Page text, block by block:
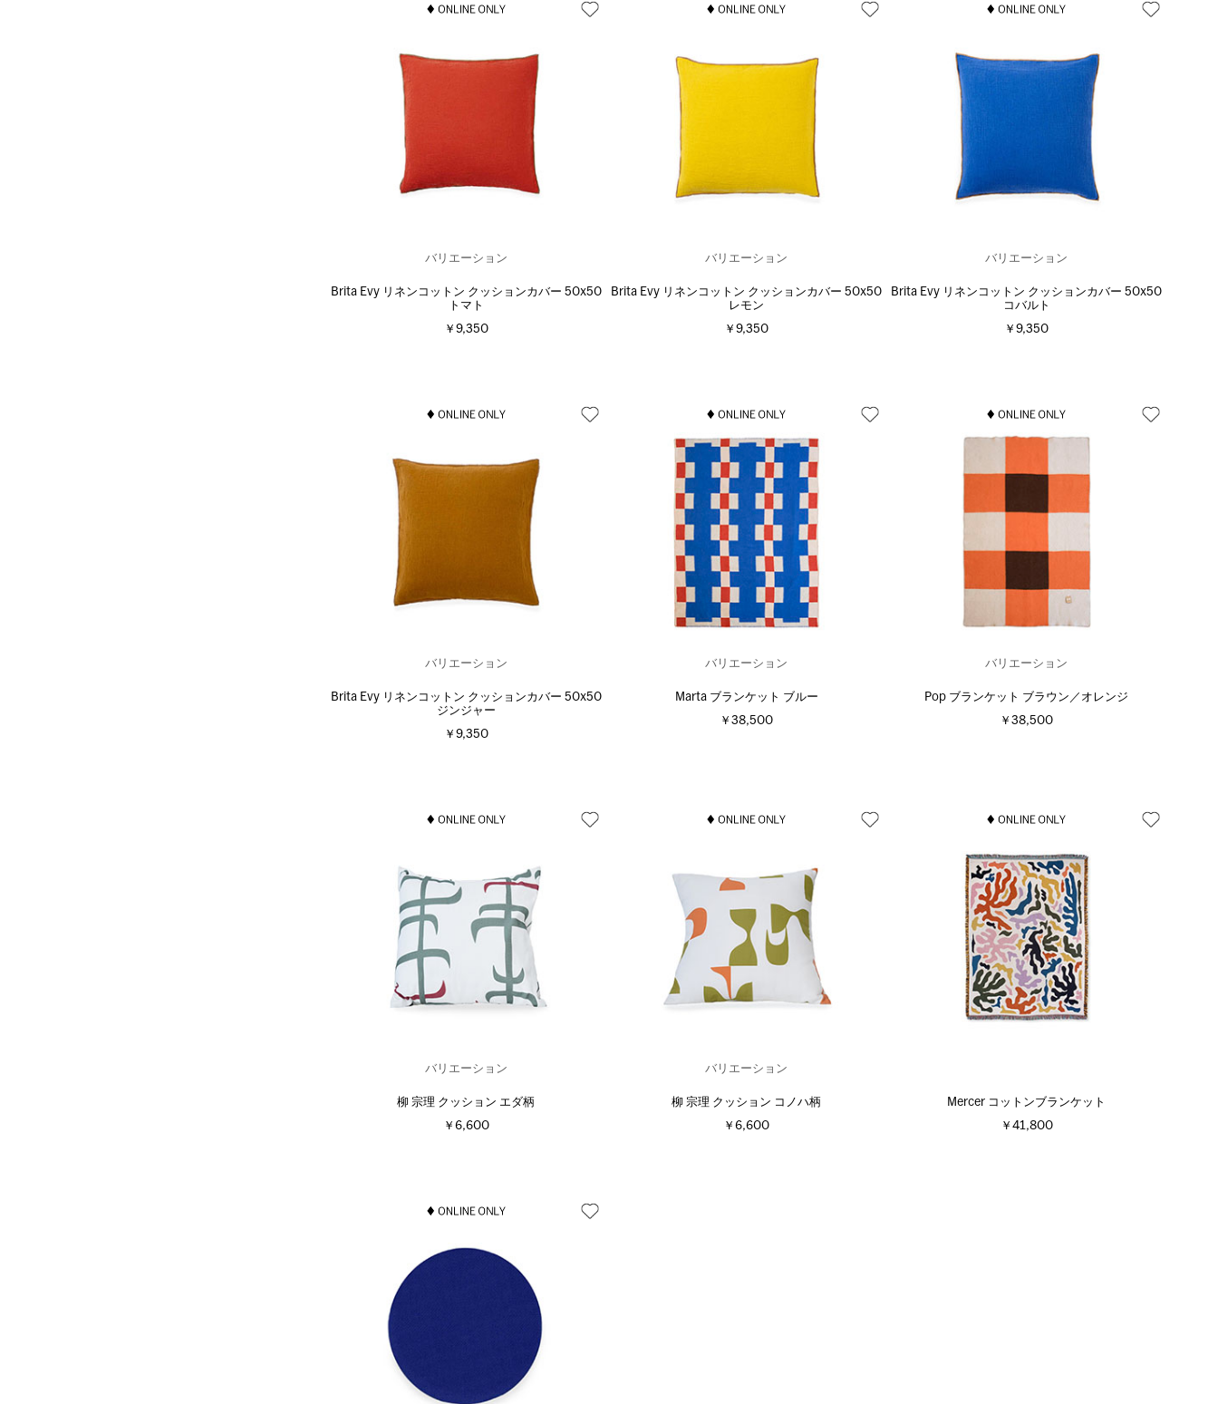
バリエーション
Brita Evy リネンコットン クッションカバー 50x50
トマト
￥9,350
バリエーション
Brita Evy リネンコットン クッションカバー 50x50
レモン
￥9,350
バリエーション
Brita Evy リネンコットン クッションカバー 50x50
コバルト
￥9,350
バリエーション
Brita Evy リネンコットン クッションカバー 50x50
ジンジャー
￥9,350
バリエーション
Marta ブランケット ブルー
￥38,500
バリエーション
Pop ブランケット ブラウン／オレンジ
￥38,500
バリエーション
柳 宗理 クッション エダ柄
￥6,600
バリエーション
柳 宗理 クッション コノハ柄
￥6,600
Mercer コットンブランケット
￥41,800